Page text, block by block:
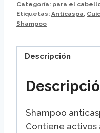
Categoría: para el
Etiquetas: Anticaspa,
Shampoo
Descripción
Shampoo
Contiene activos